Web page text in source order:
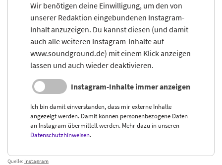
Wir benötigen deine Einwilligung, um den von
unserer Redaktion eingebundenen Instagram-
Inhalt anzuzeigen. Du kannst diesen (und damit
auch alle weiteren Instagram-Inhalte auf
www.soundground.de) mit einem Klick anzeigen
lassen und auch wieder deaktivieren.
Instagram-Inhalte immer anzeigen
Ich bin damit einverstanden, dass mir externe Inhalte
angezeigt werden. Damit können personenbezogene Daten
an Instagram übermittelt werden. Mehr dazu in unseren
Datenschutzhinweisen.
Quelle: Instagram